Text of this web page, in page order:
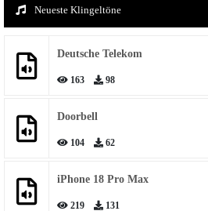
Neueste Klingeltöne
Deutsche Telekom
163 98
Doorbell
104 62
iPhone 18 Pro Max
219 131